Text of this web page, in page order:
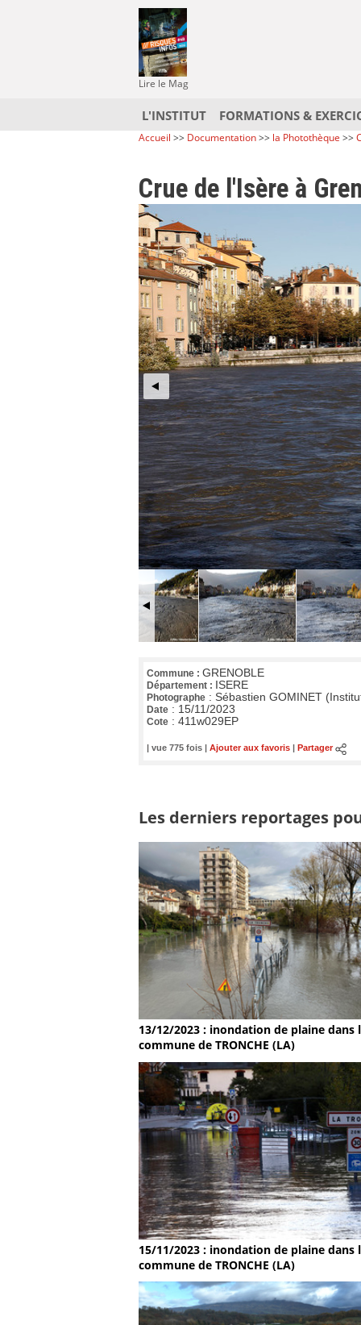
Lire le Mag
L'INSTITUT FORMATIONS &
Accueil >> Documentation>> la Photothèque >>
Crue de l'Isère à
Commune : GRENOBLE
Département : ISERE
Photographe : Sébastien GOMINET
Date : 15/11/2023
Cote : 411w029EP
| vue 775 fois | Ajouter aux favoris Partager
Les derniers reportages
13/12/2023 : inondation de plaine dans
commune de TRONCHE (LA)
15/11/2023 : inondation de plaine dans
commune de TRONCHE (LA)